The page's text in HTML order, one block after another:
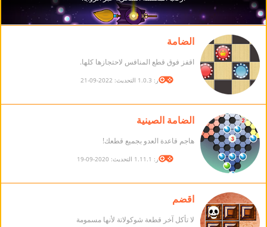
الضامة
اقفز فوق قطع المنافس لاحتجازها كلها.
الإصدار: 1.0.3 التحديث: 2022-09-21
الضامة الصينية
هاجم قاعدة العدو بجميع قطعك!
الإصدار: 1.11.1 التحديث: 2020-09-19
اقضم
لا تأكل آخر قطعة شوكولاتة لأنها مسمومة